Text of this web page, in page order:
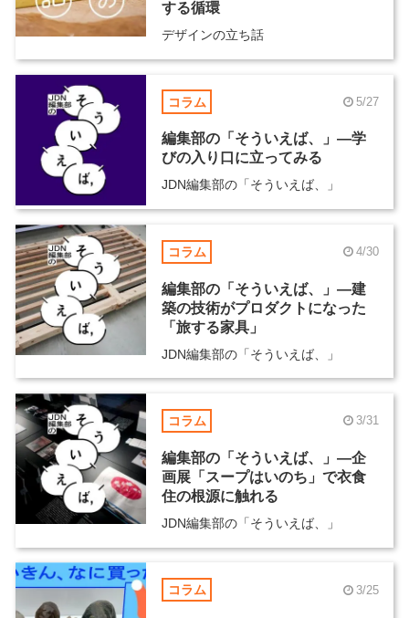
する循環
デザインの立ち話
コラム 5/27
編集部の「そういえば、」―学
びの入り口に立ってみる
JDN編集部の「そういえば、」
コラム 4/30
編集部の「そういえば、」―建
築の技術がプロダクトになった
「旅する家具」
JDN編集部の「そういえば、」
コラム 3/31
編集部の「そういえば、」―企
画展「スープはいのち」で衣食
住の根源に触れる
JDN編集部の「そういえば、」
コラム 3/25